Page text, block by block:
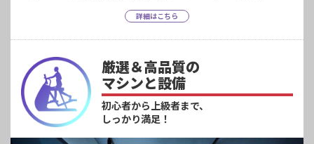
詳細はこちら
厳選＆高品質の
マシンと設備
初心者から上級者まで、
しっかり満足！